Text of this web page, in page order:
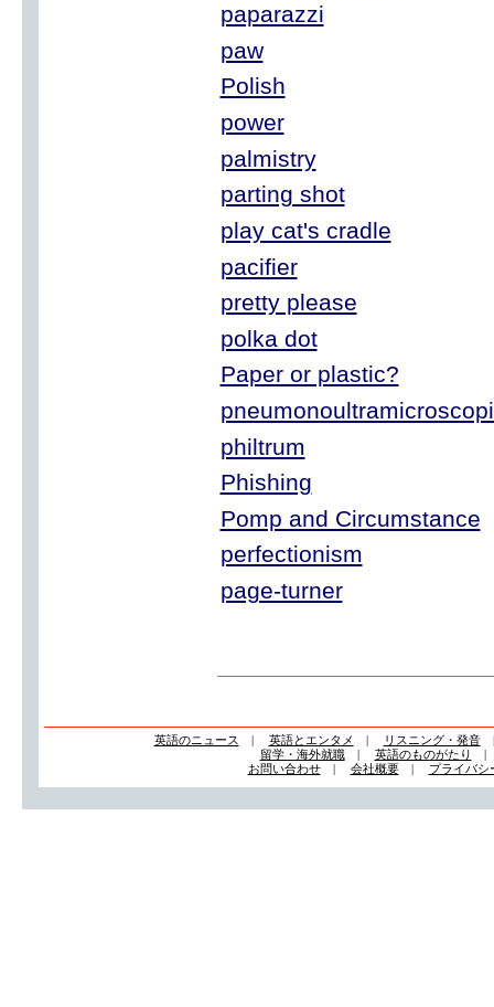
paparazzi
paw
Polish
power
palmistry
parting shot
play cat's cradle
pacifier
pretty please
polka dot
Paper or plastic?
philtrum
Phishing
Pomp and Circumstance
perfectionism
page-turner
英語のニュース | 英語とエンタメ | リスニング・発音
留学・海外就職| 英語のものがたり
お問い合わせ| 会社概要| プライバシ